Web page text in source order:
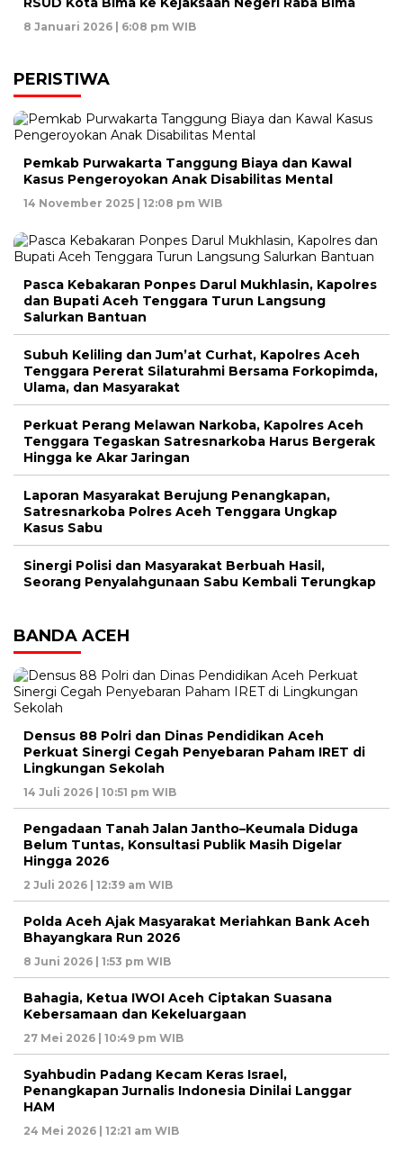
8 Januari 2026 | 6:08 pm WIB
PERISTIWA
Pemkab Purwakarta Tanggung Biaya dan Kawal
Kasus Pengeroyokan Anak Disabilitas Mental
14 November 2025 | 12:08 pm WIB
Pasca Kebakaran Ponpes Darul Mukhlasin, Kapolres
dan Bupati Aceh Tenggara Turun Langsung
Salurkan Bantuan
Subuh Keliling dan Jum’at Curhat, Kapolres Aceh
Tenggara Pererat Silaturahmi Bersama Forkopimda,
Ulama, dan Masyarakat
Perkuat Perang Melawan Narkoba, Kapolres Aceh
Tenggara Tegaskan Satresnarkoba Harus Bergerak
Hingga ke Akar Jaringan
Laporan Masyarakat Berujung Penangkapan,
Satresnarkoba Polres Aceh Tenggara Ungkap
Kasus Sabu
Sinergi Polisi dan Masyarakat Berbuah Hasil,
Seorang Penyalahgunaan Sabu Kembali Terungkap
BANDA ACEH
Densus 88 Polri dan Dinas Pendidikan Aceh
Perkuat Sinergi Cegah Penyebaran Paham IRET di
Lingkungan Sekolah
14 Juli 2026 | 10:51 pm WIB
Pengadaan Tanah Jalan Jantho–Keumala Diduga
Belum Tuntas, Konsultasi Publik Masih Digelar
Hingga 2026
2 Juli 2026 | 12:39 am WIB
Polda Aceh Ajak Masyarakat Meriahkan Bank Aceh
Bhayangkara Run 2026
8 Juni 2026 | 1:53 pm WIB
Bahagia, Ketua IWOI Aceh Ciptakan Suasana
Kebersamaan dan Kekeluargaan
27 Mei 2026 | 10:49 pm WIB
Syahbudin Padang Kecam Keras Israel,
Penangkapan Jurnalis Indonesia Dinilai Langgar
HAM
24 Mei 2026 | 12:21 am WIB